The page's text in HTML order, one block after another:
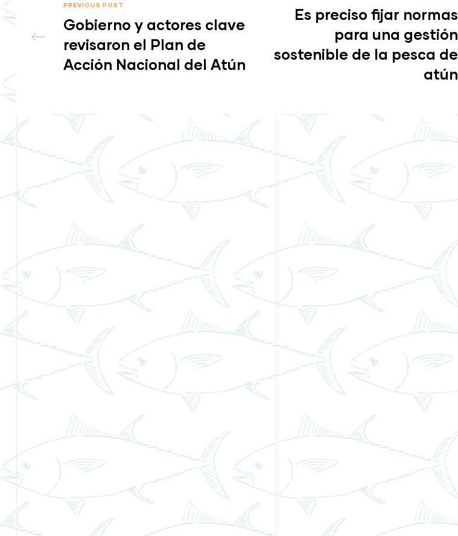
PREVIOUS POST
Gobierno y actores clave
revisaron el Plan de
Acción Nacional del Atún
Es preciso fijar normas
para una gestión
sostenible de la pesca de
atún